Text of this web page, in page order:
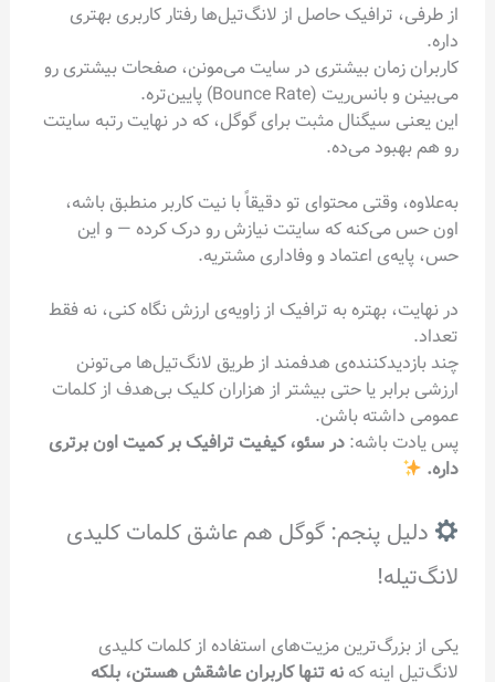
از طرفی، ترافیک حاصل از لانگ‌تیل‌ها رفتار کاربری بهتری
داره.
کاربران زمان بیشتری در سایت می‌مونن، صفحات بیشتری رو
می‌بینن و بانس‌ریت (Bounce Rate) پایین‌تره.
این یعنی سیگنال مثبت برای گوگل، که در نهایت رتبه سایتت
رو هم بهبود می‌ده.
به‌علاوه، وقتی محتوای تو دقیقاً با نیت کاربر منطبق باشه،
اون حس می‌کنه که سایتت نیازش رو درک کرده — و این
حس، پایه‌ی اعتماد و وفاداری مشتریه.
در نهایت، بهتره به ترافیک از زاویه‌ی ارزش نگاه کنی، نه فقط
تعداد.
چند بازدیدکننده‌ی هدفمند از طریق لانگ‌تیل‌ها می‌تونن
ارزشی برابر یا حتی بیشتر از هزاران کلیک بی‌هدف از کلمات
عمومی داشته باشن.
پس یادت باشه: در سئو، کیفیت ترافیک بر کمیت اون برتری
داره.
دلیل پنجم: گوگل هم عاشق کلمات کلیدی
لانگ‌تیله!
یکی از بزرگ‌ترین مزیت‌های استفاده از کلمات کلیدی
لانگ‌تیل اینه که نه تنها کاربران عاشقش هستن، بلکه